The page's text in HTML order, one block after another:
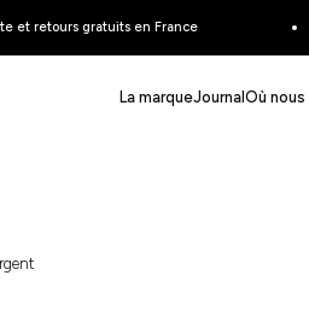
retours gratuits en France
La marqueJournal Où